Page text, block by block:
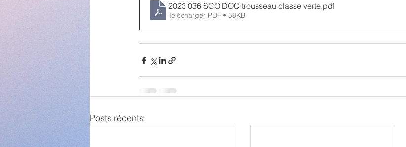
2023 036 SCO DOC trousseau classe verte.pdf
Télécharger PDF • 58KB
Posts récents